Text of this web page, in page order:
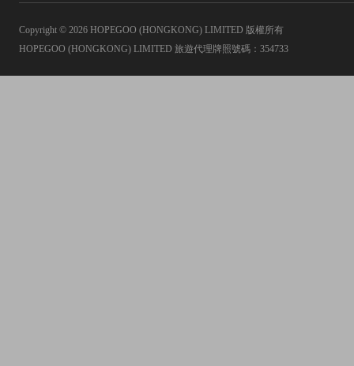
Copyright © 2026 HOPEGOO (HONGKONG) LIMITED 版權所有
HOPEGOO (HONGKONG) LIMITED 旅遊代理牌照號碼：354733